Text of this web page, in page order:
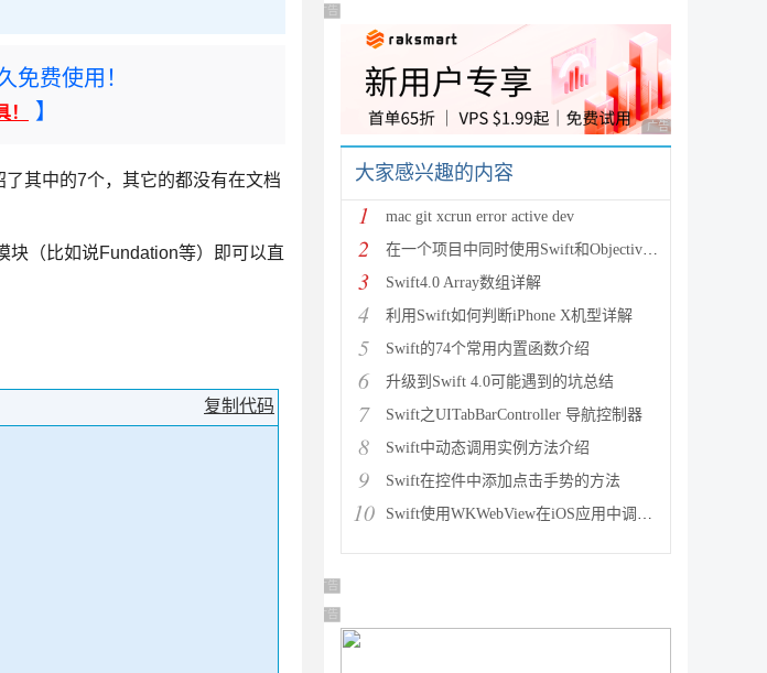
免费使用！
】
其中的7个，其它的都没有在文档
块（比如说Fundation等）即可以直
复制代码
广告 商业广告，理性选择
广告 商业广告，理性
大家感兴趣的内容
1 mac git xcrun error active dev
2 在一个项目中同时使用Swift和Objective-C代码混
3 Swift4.0 Array数组详解
4 利用Swift如何判断iPhone X机型详解
5 Swift的74个常用内置函数介绍
6 升级到Swift 4.0可能遇到的坑总结
7 Swift之UITabBarController 导航控制器
8 Swift中动态调用实例方法介绍
9 Swift在控件中添加点击手势的方法
10 Swift使用WKWebView在iOS应用中调用Web的方
广告 商业广告，理性选择
广告 商业广告，理性选择